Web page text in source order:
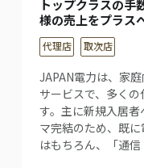
トップクラスの手
様の売上をプラス
代理店 取次店
JAPAN電力は、家
サービスで、多く
す。主に新規入居
マ完結のため、既
はもちろん、「通